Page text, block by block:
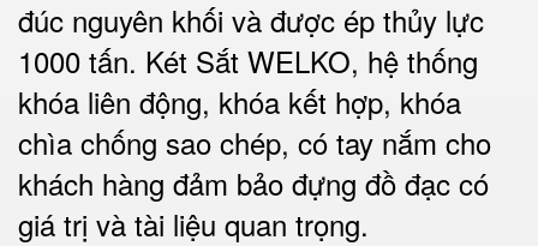
đúc nguyên khối và được ép thủy lực
1000 tấn. Két Sắt WELKO, hệ thống
khóa liên động, khóa kết hợp, khóa
chìa chống sao chép, có tay nắm cho
khách hàng đảm bảo đựng đồ đạc có
giá trị và tài liệu quan trọng.